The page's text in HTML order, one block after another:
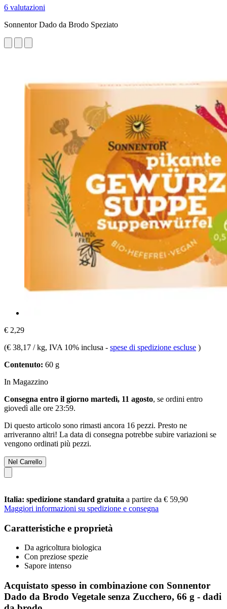
6 valutazioni
Sonnentor Dado da Brodo Speziato
€ 2,29
(€ 38,17 / kg, IVA 10% inclusa - spese di spedizione escluse )
Contenuto: 60 g
In Magazzino
Consegna entro il giorno martedì, 11 agosto, se ordini entro
giovedì alle ore 23:59.
Di questo articolo sono rimasti ancora 16 pezzi. Presto ne
arriveranno altri! La data di consegna potrebbe subire variazioni se
vengono ordinati più pezzi.
Nel Carrello
Italia: spedizione standard gratuita a partire da € 59,90
Maggiori informazioni su spedizione e consegna
Caratteristiche e proprietà
Da agricoltura biologica
Con preziose spezie
Sapore intenso
Acquistato spesso in combinazione con Sonnentor
Dado da Brodo Vegetale senza Zucchero, 66 g - dadi